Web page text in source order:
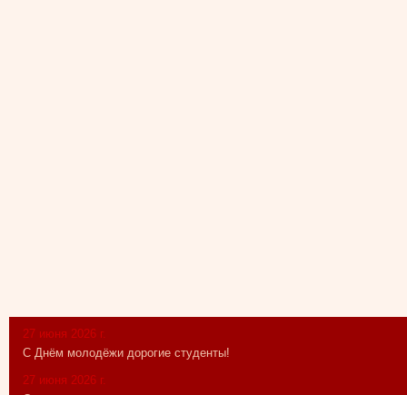
27 июня 2026 г.
С Днём молодёжи дорогие студенты!
27 июня 2026 г.